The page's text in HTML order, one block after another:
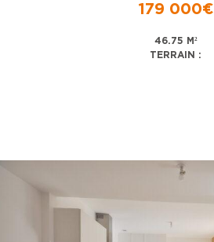
179 000€
46.75 M²
TERRAIN :